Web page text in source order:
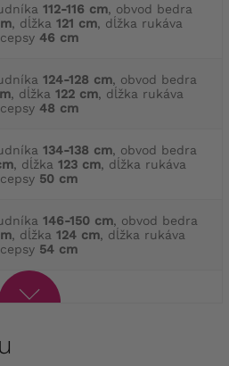
112-116 cm, obvod bedra
, dĺžka 121 cm, dĺžka rukáva
46 cm
124-128 cm, obvod bedra
, dĺžka 122 cm, dĺžka rukáva
48 cm
134-138 cm, obvod bedra
, dĺžka 123 cm, dĺžka rukáva
50 cm
146-150 cm, obvod bedra
, dĺžka 124 cm, dĺžka rukáva
54 cm